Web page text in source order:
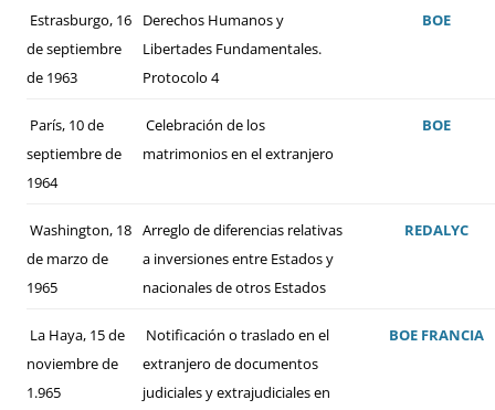
Estrasburgo, 16
de septiembre
de 1963
Derechos Humanos y
Libertades Fundamentales.
Protocolo 4
BOE
París, 10 de
septiembre de
1964
Celebración de los
matrimonios en el extranjero
BOE
Washington, 18
de marzo de
1965
Arreglo de diferencias relativas
a inversiones entre Estados y
nacionales de otros Estados
REDALYC
La Haya, 15 de
noviembre de
1.965
Notificación o traslado en el
extranjero de documentos
judiciales y extrajudiciales en
BOE FRANCIA